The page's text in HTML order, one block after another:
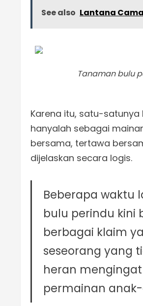
See also Lantana
Tanaman bulu
Karena itu, satu-
hanyalah sebagai
bersama, tertawa
dijelaskan secara logis.
Beberapa waktu
bulu perindu kini
berbagai klaim
seseorang yang
heran
permainan